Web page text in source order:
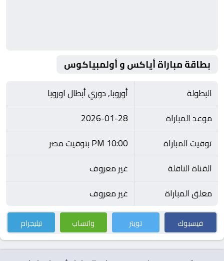
بطاقة مباراة أياكس و أولمبياكوس
البطولة
أوروبا, دوري أبطال اوروبا
موعد المباراة
2026-01-28
توقيت المباراة
10:00 PM بتوقيت مصر
القناة الناقلة
غير معروف
معلق المباراة
غير معروف
فيسبوك تويتر واتساب تيليجرام